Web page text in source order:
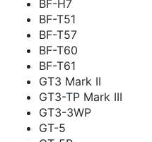
BF-H7
BF-T51
BF-T57
BF-T60
BF-T61
GT3 Mark II
GT3-TP Mark III
GT3-3WP
GT-5